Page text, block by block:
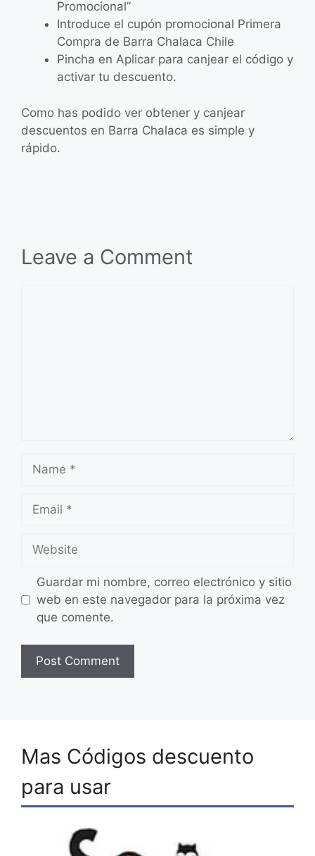
Promocional”
Introduce el cupón promocional Primera
Compra de Barra Chalaca Chile
Pincha en Aplicar para canjear el código y
activar tu descuento.
Como has podido ver obtener y canjear
descuentos en Barra Chalaca es simple y
rápido.
Leave a Comment
Name
Email
Website
Guardar mi nombre, correo electrónico y sitio
web en este navegador para la próxima vez
que comente.
Mas Códigos descuento
para usar